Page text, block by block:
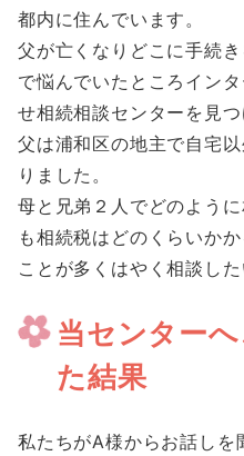
都内に住んでいます。
父が亡くなりどこに手続
で悩んでいたところイン
せ相続相談センターを見つ
父は浦和区の地主で自宅
りました。
母と兄弟２人でどのよう
も相続税はどのくらいか
ことが多くはやく相談し
当センター
た結果
私たちがA様からお話しを